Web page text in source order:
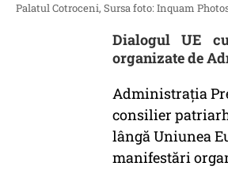
Palatul Cotroceni, Sursa foto: Inquam
Dialogul UE
organizate de
Administraţia
consilier
lângă Uniunea
manifestări